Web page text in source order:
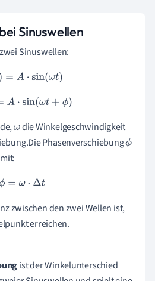
Sinuswellen
Sinuswellen:
t)= A⋅sin(ωt)
) =A⋅ sin(ωt+ϕ )
ωdie Winkelgeschwindigkeit
Phasenverschiebungϕ
ϕ= ω⋅Δt
zwischen den zwei Wellen ist,
erreichen.
ist der Winkelunterschied